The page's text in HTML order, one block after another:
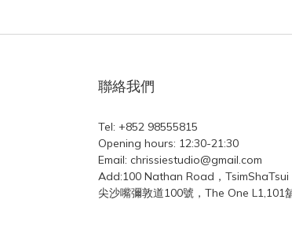
聯絡我們
Tel: +852 98555815
Opening hours: 12:30-21:30
Email: chrissiestudio@gmail.com
Add:100 Nathan Road，
尖沙嘴彌敦道100號，The One L1,101